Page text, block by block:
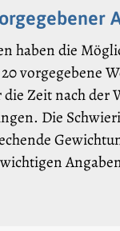
haben die
vorgegebene
Zeit nach der
Die